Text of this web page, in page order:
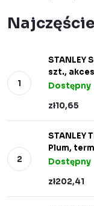
STANLEY
szt.,
Dostępny
zł10,65
STANLEY
Plum,
Dostępny
zł202,41